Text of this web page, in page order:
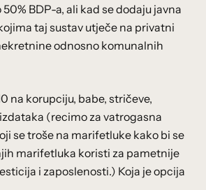
BDP-a, ali kad se dodaju javna
taj sustav utječe na privatni
odnosno komunalnih
na korupciju, babe, stričeve,
(recimo za vatrogasna
se troše na marifetluke kako bi se
marifetluka koristi za pametnije
i zaposlenosti.) Koja je opcija